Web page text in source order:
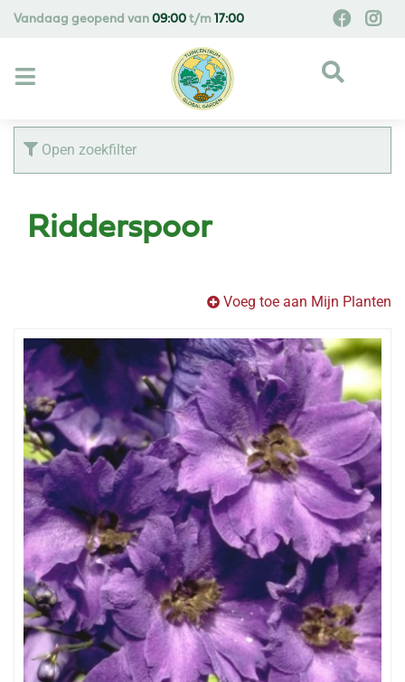
Vandaag geopend van 09:00 t/m 17:00
Open zoekfilter
Ridderspoor
Voeg toe aan Mijn Planten